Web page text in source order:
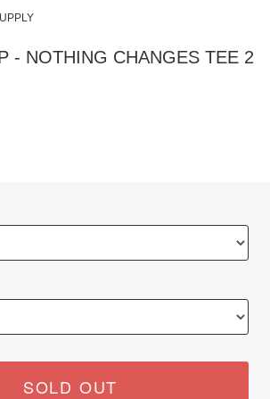
- NOTHING CHANGES TEE 2
SOLD OUT